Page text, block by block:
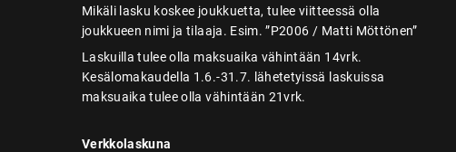
Mikäli lasku koskee joukkuetta, tulee viitteessä olla
joukkueen nimi ja tilaaja. Esim. ”P2006 / Matti Möttönen”
Laskuilla tulee olla maksuaika vähintään 14vrk.
Kesälomakaudella 1.6.-31.7. lähetetyissä laskuissa
maksuaika tulee olla vähintään 21vrk.
Verkkolaskuna